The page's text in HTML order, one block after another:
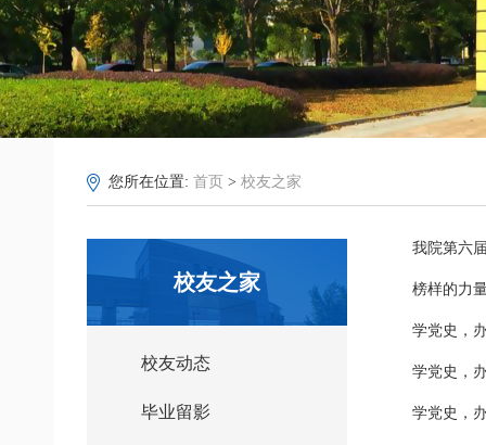
您所在位置: 首页 > 校友之家
校友之家
校友动态
毕业留影
我院第六
榜样的力
学党史，
学党史，
学党史，